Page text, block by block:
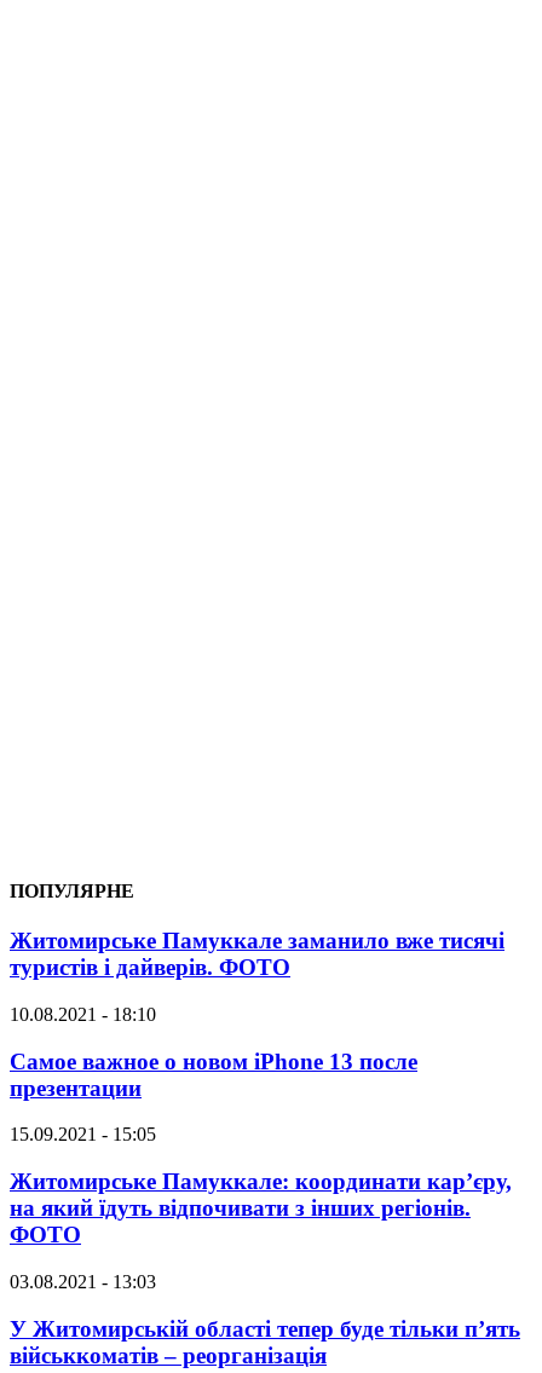
ПОПУЛЯРНЕ
Житомирське Памуккале заманило вже тисячі
туристів і дайверів. ФОТО
10.08.2021 - 18:10
Самое важное о новом iPhone 13 после
презентации
15.09.2021 - 15:05
Житомирське Памуккале: координати кар’єру,
на який їдуть відпочивати з інших регіонів.
ФОТО
03.08.2021 - 13:03
У Житомирській області тепер буде тільки п’ять
військкоматів – реорганізація